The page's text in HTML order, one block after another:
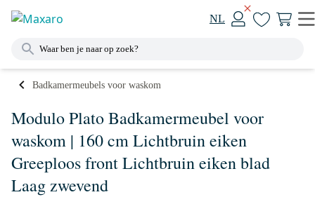
NL
Badkamermeubels voor waskom
Modulo Plato Badkamermeubel voor
waskom | 160 cm Lichtbruin eiken
Greeploos front Lichtbruin eiken blad
Laag zwevend